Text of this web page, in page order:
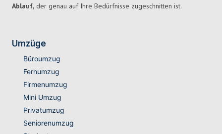
Ablauf, der genau auf Ihre Bedürfnisse zugeschnitten ist.
Umzüge
Büroumzug
Fernumzug
Firmenumzug
Mini Umzug
Privatumzug
Seniorenumzug